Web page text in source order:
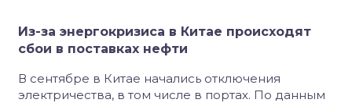
Из-за энергокризиса в Китае происходят
сбои в поставках нефти
В сентябре в Китае начались отключения
электричества, в том числе в портах. По данным